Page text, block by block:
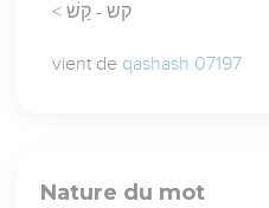
< קש - קַשׁ
vient de qashash 07197
Nature du mot